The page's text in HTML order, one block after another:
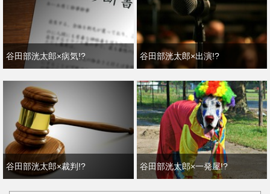
谷田部洸太郎×病気!? 谷田部洸太郎×出演!?
谷田部洸太郎×裁判!? 谷田部洸太郎×一発屋!?